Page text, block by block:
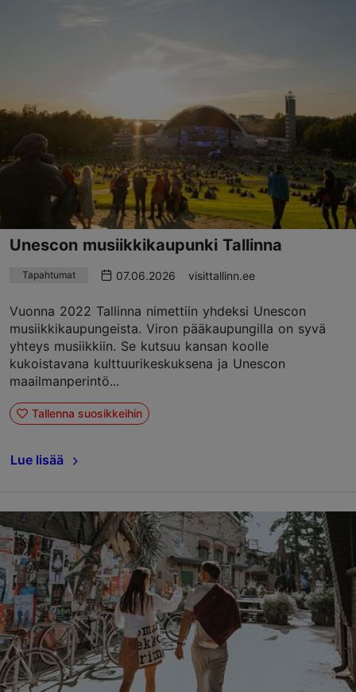
Unescon musiikkikaupunki Tallinna
Tapahtumat 07.06.2026 visittallinn.ee
Vuonna 2022 Tallinna nimettiin yhdeksi Unescon
musiikkikaupungeista. Viron pääkaupungilla on syvä
yhteys musiikkiin. Se kutsuu kansan koolle
kukoistavana kulttuurikeskuksena ja Unescon
maailmanperintö...
Tallenna suosikkeihin
Lue lisää